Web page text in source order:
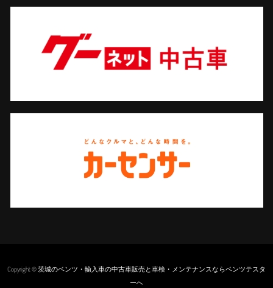
Copyright © 茨城のベンツ・輸入車の中古車販売と車検・メンテナンスならベンツテスタ
ーへ